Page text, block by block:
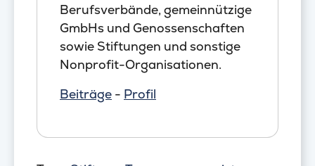
Berufsverbände, gemeinnützige
GmbHs und Genossenschaften
sowie Stiftungen und sonstige
Nonprofit-Organisationen.
Beiträge - Profil